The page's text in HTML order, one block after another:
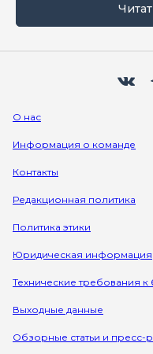
О нас
Информация о команде
Контакты
Редакционная политика
Политика этики
Юридическая информация
Технические требования
Выходные данные
Обзорные статьи и пресс-